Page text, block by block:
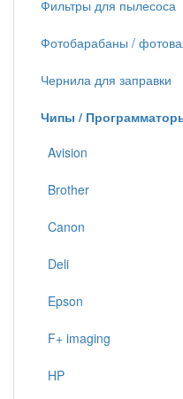
Фильтры для пылесоса
Фотобарабаны /
Чернила для заправки
Чипы /
Avision
Brother
Canon
Deli
Epson
F+ imaging
HP